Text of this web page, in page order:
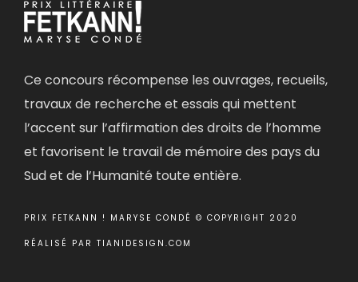
Ce concours récompense les ouvrages, recueils,
travaux de recherche et essais qui mettent
l’accent sur l’affirmation des droits de l’homme
et favorisent le travail de mémoire des pays du
Sud et de l’Humanité toute entière.
PRIX FETKANN ! MARYSE CONDÉ © COPYRIGHT 2020
RÉALISÉ PAR TIANIDESIGN.COM